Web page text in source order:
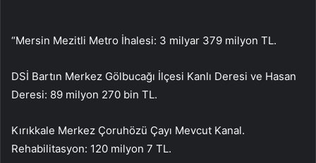
“Mersin Mezitli Metro İhalesi: 3 milyar 379 milyon TL.
DSİ Bartın Merkez Gölbucağı İlçesi Kanlı Deresi ve Hasan
Deresi: 89 milyon 270 bin TL.
Kırıkkale Merkez Çoruhözü Çayı Mevcut Kanal.
Rehabilitasyon: 120 milyon 7 TL.